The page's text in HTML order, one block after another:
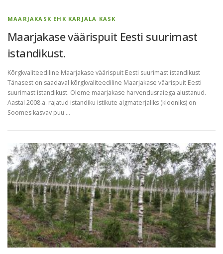
MAARJAKASK EHK KARJALA KASK
Maarjakase väärispuit Eesti suurimast
istandikust.
Kõrgkvaliteediline Maarjakase väärispuit Eesti suurimast istandikust
Tänasest on saadaval kõrgkvaliteediline Maarjakase väärispuit Eesti
suurimast istandikust. Oleme maarjakase harvendusraiega alustanud.
Aastal 2008.a. rajatud istandiku istikute algmaterjaliks (klooniks) on
Soomes kasvav puu …